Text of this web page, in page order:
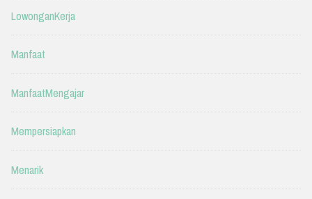
LowonganKerja
Manfaat
ManfaatMengajar
Mempersiapkan
Menarik